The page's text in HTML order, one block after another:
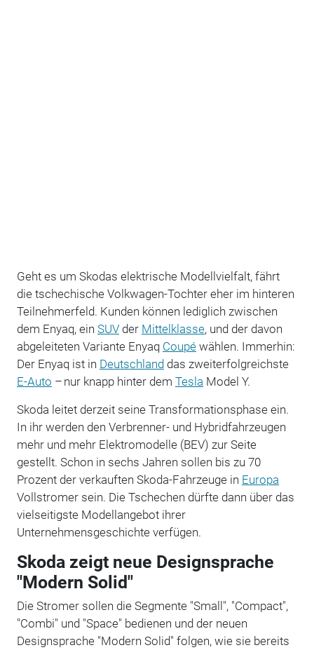
Geht es um Skodas elektrische Modellvielfalt, fährt
die tschechische Volkwagen-Tochter eher im hinteren
Teilnehmerfeld. Kunden können lediglich zwischen
dem Enyaq, ein SUVder Mittelklasse, und der davon
abgeleiteten Variante Enyaq Coupéwählen. Immerhin:
Der Enyaq ist in Deutschlanddas zweiterfolgreichste
E-Auto – nur knapp hinter dem Tesla Model Y.
Skoda leitet derzeit seine Transformationsphase ein.
In ihr werden den Verbrenner- und Hybridfahrzeugen
mehr und mehr Elektromodelle (BEV) zur Seite
gestellt. Schon in sechs Jahren sollen bis zu 70
Prozent der verkauften Skoda-Fahrzeuge in Europa
Vollstromer sein. Die Tschechen dürfte dann über das
vielseitigste Modellangebot ihrer
Unternehmensgeschichte verfügen.
Skoda zeigt neue Designsprache
"Modern Solid"
Die Stromer sollen die Segmente "Small", "Compact",
"Combi" und "Space" bedienen und der neuen
Designsprache "Modern Solid" folgen, wie sie bereits